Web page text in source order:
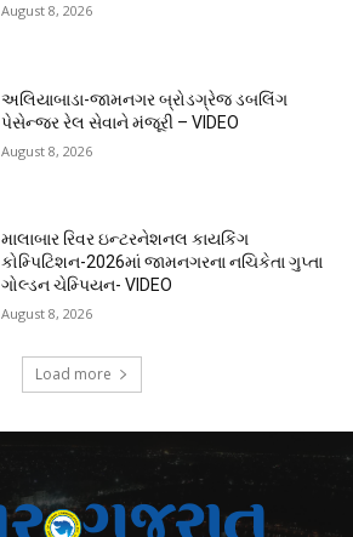
August 8, 2026
અલિયાબાડા-જામનગર બ્રોડગ્રેજ ડબલિંગ
પેસેન્જર રેલ સેવાને મંજૂરી – VIDEO
August 8, 2026
માલાબાર રિવર ઇન્ટરનેશનલ કાયકિંગ
કોમ્પિટિશન-2026માં જામનગરના નચિકેતા ગુપ્તા
ગોલ્ડન ચેમ્પિયન- VIDEO
August 8, 2026
Load more